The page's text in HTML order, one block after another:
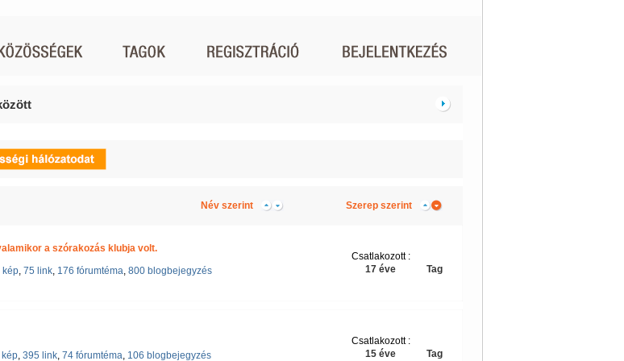
Név szerint Szerep szerint
a szórakozás klubja volt.
kép, 75 link, 176 fórumtéma, 800 blogbejegyzés Tag
Csatlakozott :
17 éve
kép, 395 link, 74 fórumtéma, 106 blogbejegyzés Tag
Csatlakozott :
15 éve